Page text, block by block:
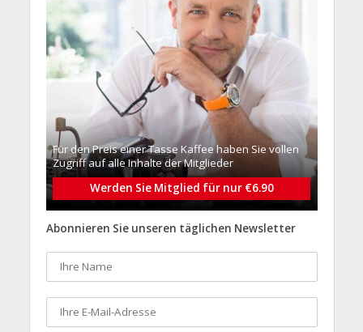
Für den Preis einer Tasse Kaffee haben Sie vollen
Zugriff auf alle Inhalte der Mitglieder
Werden Sie Mitglied für nur €6.90
Abonnieren Sie unseren täglichen Newsletter